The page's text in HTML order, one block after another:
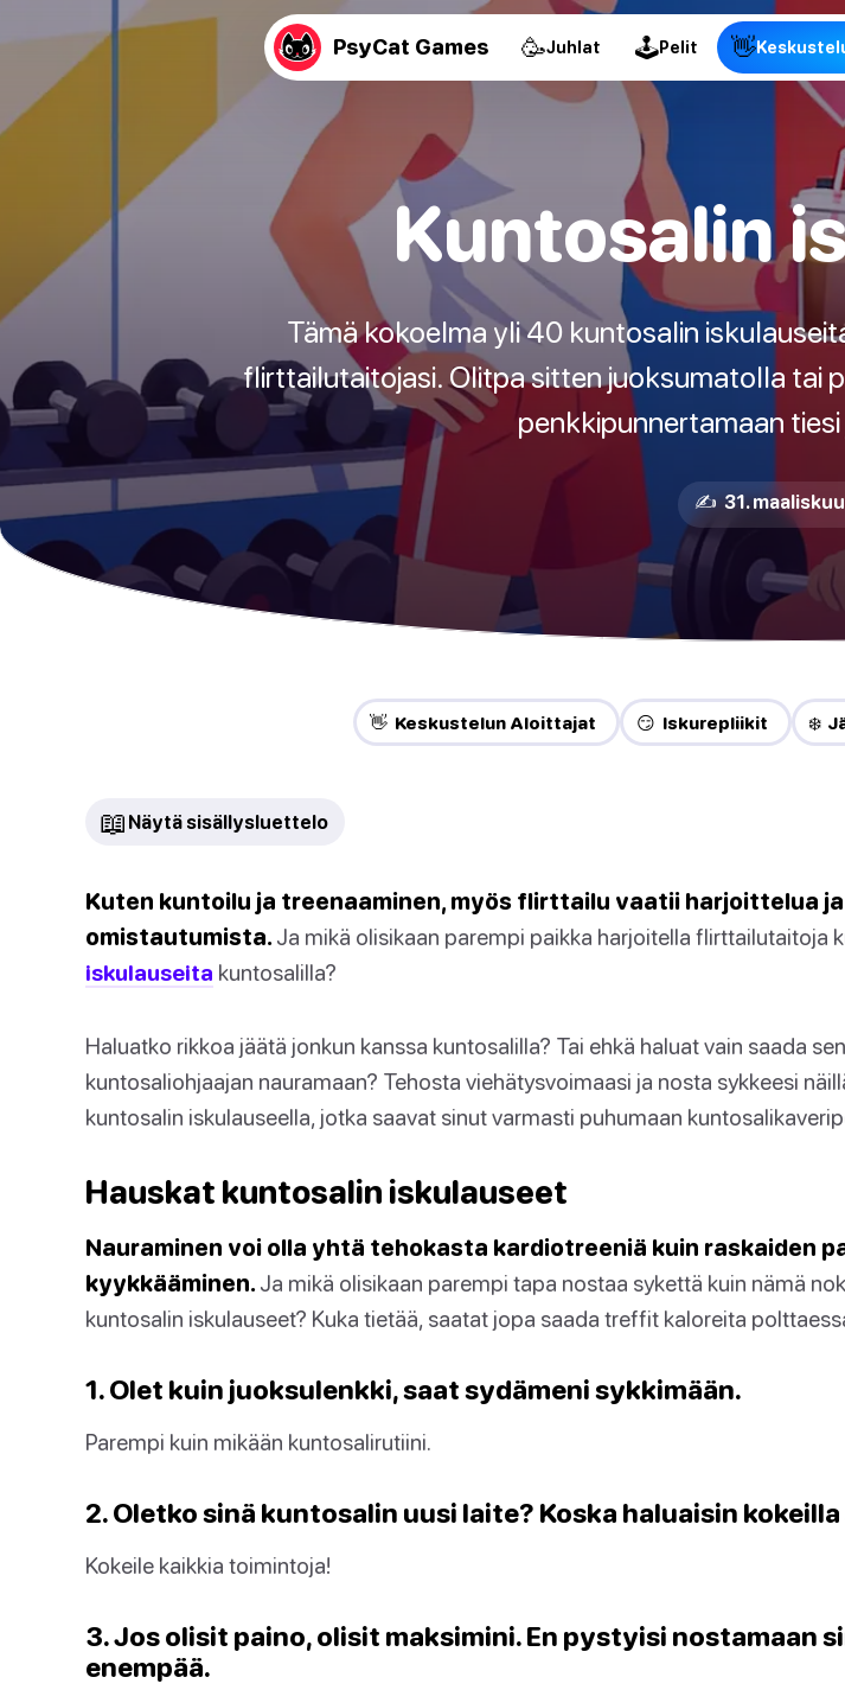
PsyCat Games 🥳Juhlat 🕹Pelit 👋
Kuntosalin
Tämä kokoelma yli 40 kuntosalin
flirttailutaitojasi. Olitpa sitten juoksumatolla tai
penkkipunnertamaan
✍️ 31.
👋 Keskustelun Aloittajat 😏 Iskurepliikit ❄️
📖 Näytä sisällysluettelo
Kuten kuntoilu ja treenaaminen, myös flirttailu vaatii harjoittelua ja
omistautumista. Ja mikä olisikaan parempi paikka harjoitella flirttailutaitoja
iskulauseita kuntosalilla?
Haluatko rikkoa jäätä jonkun kanssa kuntosalilla? Tai ehkä haluat vain saada
kuntosaliohjaajan nauramaan? Tehosta viehätysvoimaasi ja nosta sykkeesi
kuntosalin iskulauseella, jotka saavat sinut varmasti puhumaan
Hauskat kuntosalin iskulauseet
Nauraminen voi olla yhtä tehokasta kardiotreeniä kuin raskaiden
kyykkääminen. Ja mikä olisikaan parempi tapa nostaa sykettä kuin nämä
kuntosalin iskulauseet? Kuka tietää, saatat jopa saada treffit kaloreita
1. Olet kuin juoksulenkki, saat sydämeni sykkimään.
Parempi kuin mikään kuntosalirutiini.
2. Oletko sinä kuntosalin uusi laite? Koska haluaisin kokeilla
Kokeile kaikkia toimintoja!
3. Jos olisit paino, olisit maksimini. En pystyisi nostamaan
enempää.